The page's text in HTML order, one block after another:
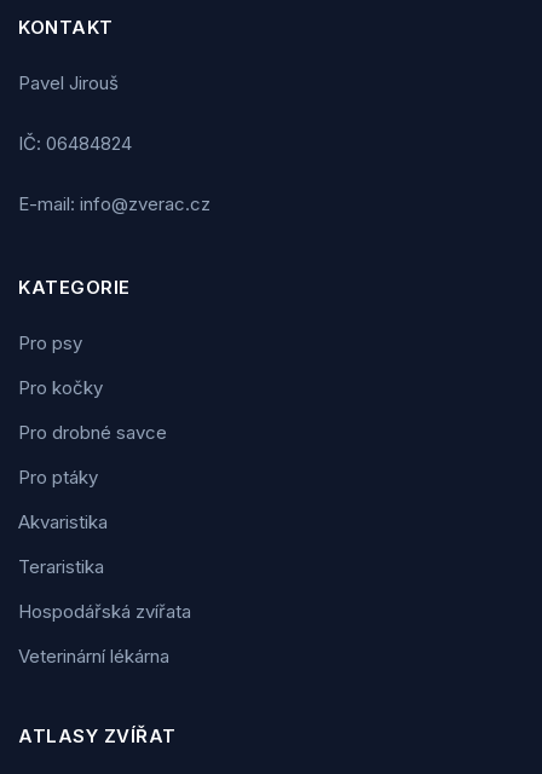
KONTAKT
Pavel Jirouš
IČ: 06484824
E-mail: info@zverac.cz
KATEGORIE
Pro psy
Pro kočky
Pro drobné savce
Pro ptáky
Akvaristika
Teraristika
Hospodářská zvířata
Veterinární lékárna
ATLASY ZVÍŘAT